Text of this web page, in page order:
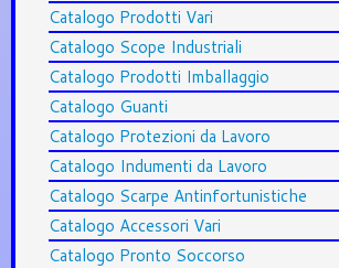
Catalogo Prodotti Vari
Catalogo Scope Industriali
Catalogo Prodotti Imballaggio
Catalogo Guanti
Catalogo Protezioni da Lavoro
Catalogo Indumenti da Lavoro
Catalogo Scarpe Antinfortunistiche
Catalogo Accessori Vari
Catalogo Pronto Soccorso